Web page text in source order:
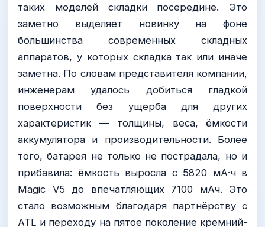
таких моделей складки посередине. Это
заметно выделяет новинку на фоне
большинства современных складных
аппаратов, у которых складка так или иначе
заметна. По словам представителя компании,
инженерам удалось добиться гладкой
поверхности без ущерба для других
характеристик — толщины, веса, ёмкости
аккумулятора и производительности. Более
того, батарея не только не пострадала, но и
прибавила: ёмкость выросла с 5820 мА·ч в
Magic V5 до впечатляющих 7100 мАч. Это
стало возможным благодаря партнёрству с
ATL и переходу на пятое поколение кремний-